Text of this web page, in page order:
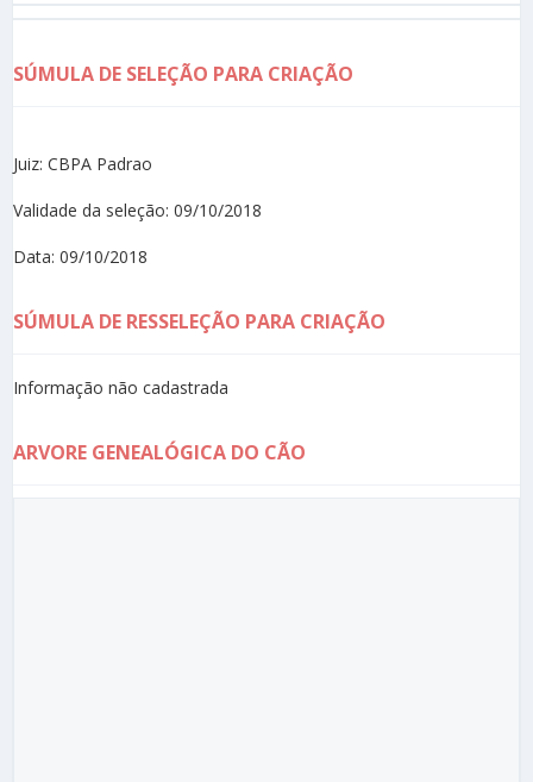
SÚMULA DE SELEÇÃO PARA CRIAÇÃO
Juiz: CBPA Padrao
Validade da seleção: 09/10/2018
Data: 09/10/2018
SÚMULA DE RESSELEÇÃO PARA CRIAÇÃO
Informação não cadastrada
ARVORE GENEALÓGICA DO CÃO